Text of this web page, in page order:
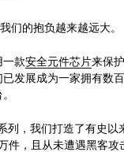
们的抱负越来越远大。
一款安全元件芯片来保
发展成为一家拥有数
列，我们打造了有史以
件，且从未遭遇黑客攻